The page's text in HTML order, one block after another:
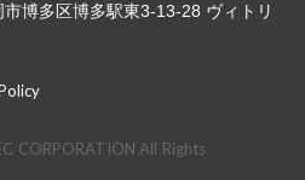
博多区博多駅東3-13-28 ヴィトリ
CORPORATION All Rights